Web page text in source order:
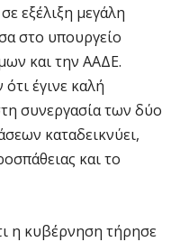
εξέλιξη μεγάλη
στο υπουργείο
και την ΑΑΔΕ.
έγινε καλή
συνεργασία των δύο
καταδεικνύει,
και το
η κυβέρνηση τήρησε